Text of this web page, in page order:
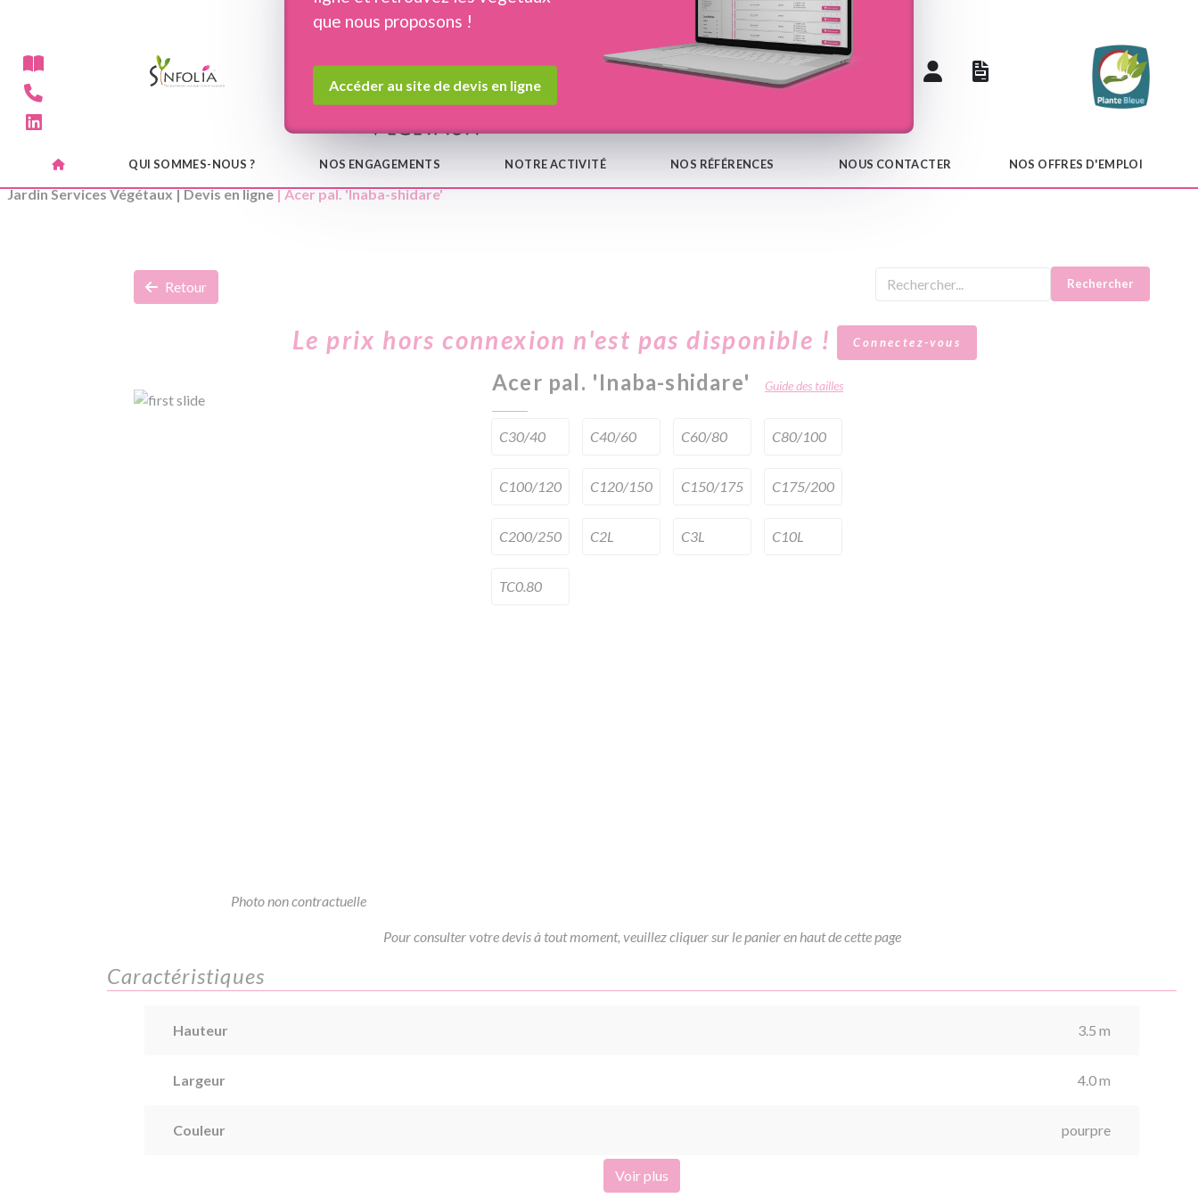
Devis en ligne Notre catalogue
QUI SOMMES-NOUS ? NOS ENGAGEMENTS NOTRE ACTIVITÉ NOS RÉFÉRENCES NOUS CONTACTER NOS OFFRES D'EMPLOI
que nous proposons !
Accéder au site de devis en ligne
Jardin Services Végétaux|Devis en ligne| Acer pal. 'Inaba-shidare'
Retour Rechercher
Le prix hors connexion n'est pas disponible ! Connectez-vous
Photo non contractuelle
Acer pal. 'Inaba-shidare' Guide des tailles
C30/40 C40/60 C60/80 C80/100
C100/120 C120/150 C150/175 C175/200
C200/250 C2L C3L C10L
TC0.80
Pour consulter votre devis à tout moment, veuillez cliquer sur le panier en haut de cette page
Caractéristiques
Hauteur 3.5 m
Largeur 4.0 m
Couleur pourpre
Voir plus